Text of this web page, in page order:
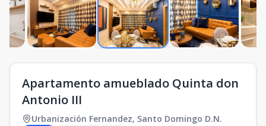
Apartamento amueblado Quinta don
Antonio III
Urbanización Fernandez, Santo Domingo D.N.